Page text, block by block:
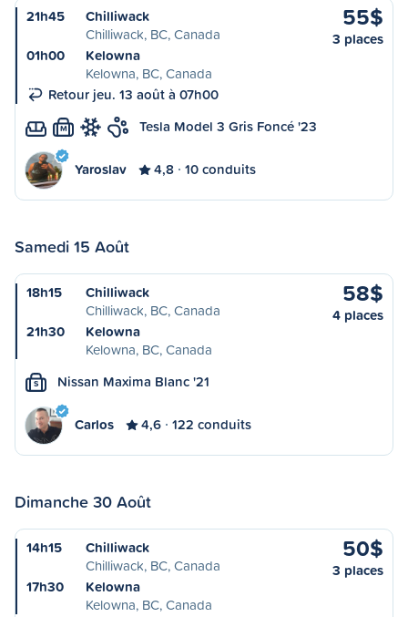
21h45
Chilliwack
Chilliwack, BC, Canada
01h00
Kelowna
Kelowna, BC, Canada
Retour jeu. 13 août à 07h00
55$
3 places
M Tesla Model 3 Gris Foncé '23
Yaroslav 4,8 10 conduits
Samedi 15 Août
18h15
Chilliwack
Chilliwack, BC, Canada
21h30
Kelowna
Kelowna, BC, Canada
58$
4 places
S Nissan Maxima Blanc '21
Carlos 4,6 122 conduits
Dimanche 30 Août
14h15
Chilliwack
Chilliwack, BC, Canada
17h30
Kelowna
Kelowna, BC, Canada
50$
3 places